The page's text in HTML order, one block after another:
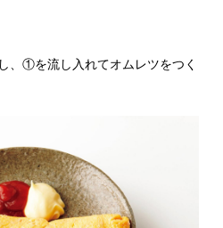
、①を流し入れてオムレツをつく